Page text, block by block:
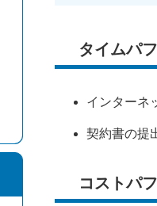
タイムパ
インターネ
契約書の提
コストパ